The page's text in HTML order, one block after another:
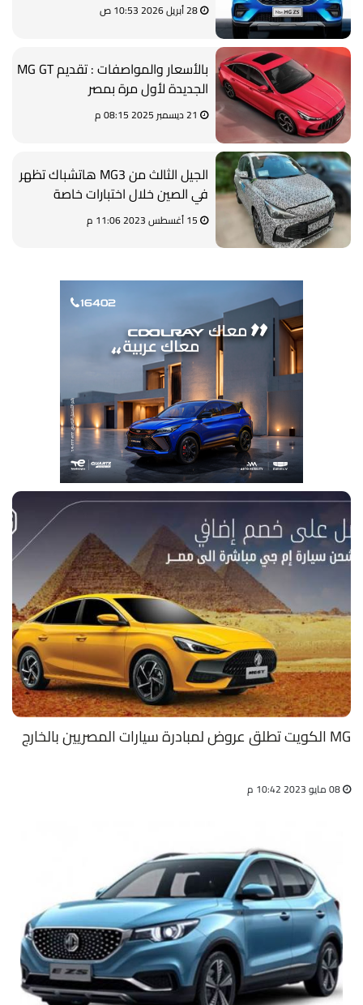
28 أبريل 2026 10:53 ص
بالأسعار والمواصفات : تقديم MG GT
الجديدة لأول مرة بمصر
الجيل الثالث من MG3 هاتشباك تظهر
في الصين خلال اختبارات خاصة
MG الكويت تطلق عروض لمبادرة سيارات المصريين بالخارج